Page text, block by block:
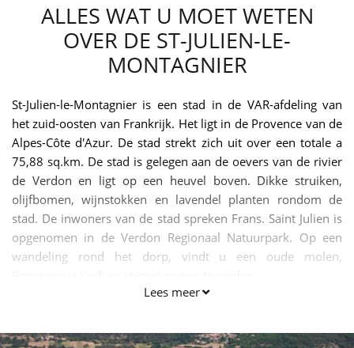
ALLES WAT U MOET WETEN
OVER DE ST-JULIEN-LE-
MONTAGNIER
St-Julien-le-Montagnier is een stad in de VAR-afdeling van
het zuid-oosten van Frankrijk. Het ligt in de Provence van de
Alpes-Côte d'Azur. De stad strekt zich uit over een totale a
75,88 sq.km. De stad is gelegen aan de oevers van de rivier
de Verdon en ligt op een heuvel boven. Dikke struiken,
olijfbomen, wijnstokken en lavendel planten rondom de
stad. De inwoners van de stad spreken Frans. Saint Julien is
opgenomen in de Verdon Regionaal Natuurpark. Op een
wandeling rond het dorp, vindt u een oude molen,
Lees meer